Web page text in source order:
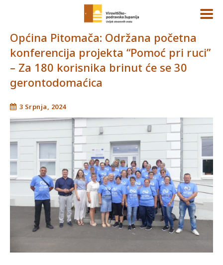
Općina Pitomača: Održana početna
konferencija projekta “Pomoć pri ruci”
– Za 180 korisnika brinut će se 30
gerontodomaćica
3 Srpnja, 2024